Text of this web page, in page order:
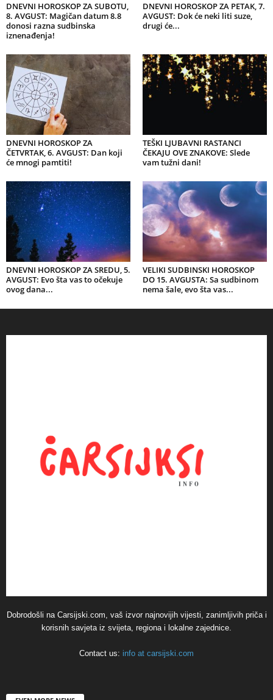
DNEVNI HOROSKOP ZA SUBOTU,
8. AVGUST: Magičan datum 8.8
donosi razna sudbinska
iznenađenja!
DNEVNI HOROSKOP ZA PETAK, 7.
AVGUST: Dok će neki liti suze,
drugi će...
DNEVNI HOROSKOP ZA
ČETVRTAK, 6. AVGUST: Dan koji
će mnogi pamtiti!
TEŠKI LJUBAVNI RASTANCI
ČEKAJU OVE ZNAKOVE: Slede
vam tužni dani!
DNEVNI HOROSKOP ZA SREDU, 5.
AVGUST: Evo šta vas to očekuje
ovog dana...
VELIKI SUDBINSKI HOROSKOP
DO 15. AVGUSTA: Sa sudbinom
nema šale, evo šta vas...
Dobrodošli na Carsijski.com, vaš izvor najnovijih vijesti, zanimljivih priča i
korisnih savjeta iz svijeta, regiona i lokalne zajednice.
Contact us: info at carsijski.com